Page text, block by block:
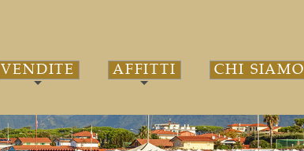
VENDITE AFFITTI CHI SIAMO